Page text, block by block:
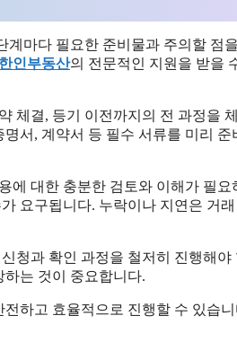
마다 필요한 준비물과 주의할 점
인부동산의 전문적인 지원을 받을
체결, 등기 이전까지의 전 과정을
서, 계약서 등 필수 서류를 미리
에 대한 충분한 검토와 이해가 필요
요구됩니다. 누락이나 지연은 거
청과 확인 과정을 철저히 진행해
는 것이 중요합니다.
하고 효율적으로 진행할 수 있습